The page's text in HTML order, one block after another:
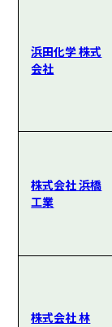
浜田化学 株式
会社
株式会社 浜橋
工業
株式会社 林